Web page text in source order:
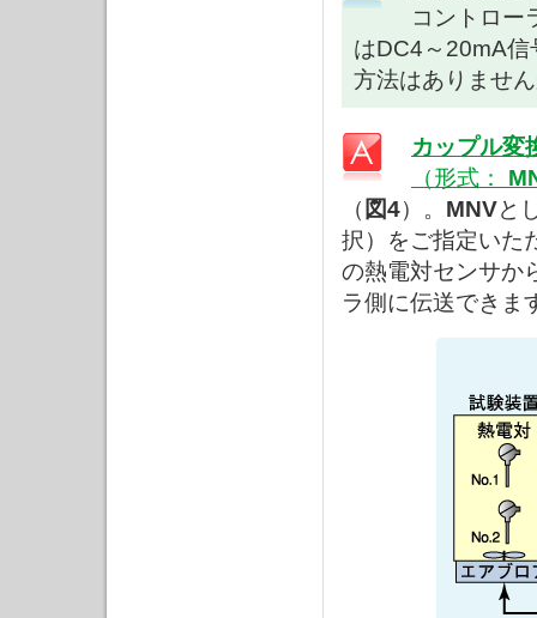
コントロー
はDC4～20mA信
方法はありませ
カップル変
（形式：
（ 図4）。 MNVと
択）をご指定いた
の熱電対センサか
ラ側に伝送できま